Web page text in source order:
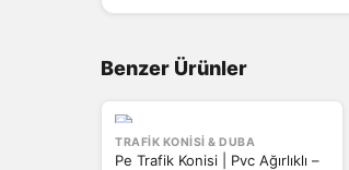
Benzer Ürünler
TRAFIK KONISI & DUBA
Pe Trafik Konisi | Pvc Ağırlıklı –